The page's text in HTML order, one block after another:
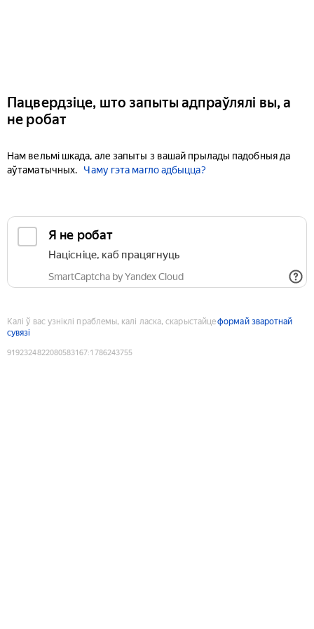
Пацвердзіце, што запыты адпраўлялі вы, а
не робат
Нам вельмі шкада, але запыты з вашай прылады падобныя да
аўтаматычных.
Чаму гэта магло адбыцца?
Я не робат
Націсніце, каб працягнуць
SmartCaptcha by Yandex Cloud
Калі ў вас узніклі праблемы, калі ласка, скарыстайцеформай зваротнай
сувязі
9192324822080583167:1786243755